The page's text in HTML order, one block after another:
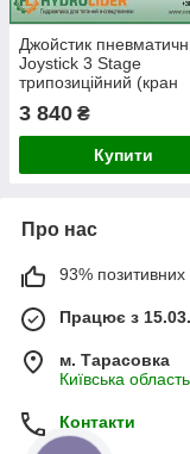
Джойстик
Joystick 3 Stage
трипозиційний (кран
3 840 ₴
Купити
Про нас
93% позитивних
Працює з
м. Тарасовка
Київська
Контакти